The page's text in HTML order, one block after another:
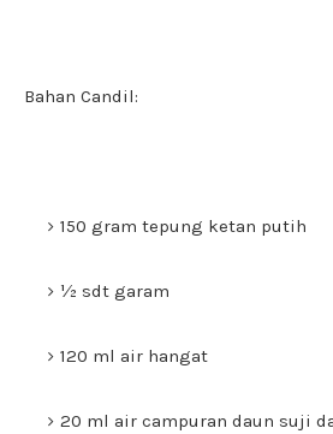
Bahan Candil:
150 gram tepung ketan putih
½ sdt garam
120 ml air hangat
20 ml air campuran daun suji